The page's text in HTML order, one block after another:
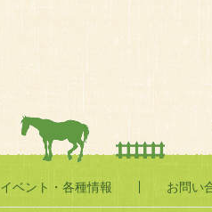
イベント・各種情報 お問い